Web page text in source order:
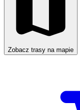
Zobacz trasy na mapie